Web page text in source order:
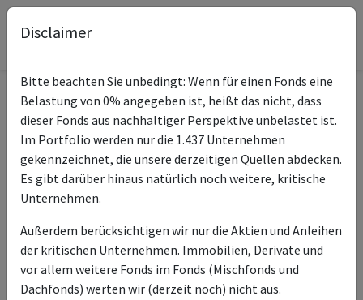
Informationen zum Fonds
Name
UniProfiAnlage (2025)
Acc
ISIN des Fonds
Typ des Fonds Mischfonds
Fondsmanagement
Union Investment
Luxembourg SA
Disclaimer
Bitte beachten Sie unbedingt: Wenn für einen Fonds eine
Belastung von 0% angegeben ist, heißt das nicht, dass
dieser Fonds aus nachhaltiger Perspektive unbelastet ist.
Im Portfolio werden nur die 1.437 Unternehmen
gekennzeichnet, die unsere derzeitigen Quellen abdecken.
Es gibt darüber hinaus natürlich noch weitere, kritische
Unternehmen.
Außerdem berücksichtigen wir nur die Aktien und Anleihen
der kritischen Unternehmen. Immobilien, Derivate und
vor allem weitere Fonds im Fonds (Mischfonds und
Dachfonds) werten wir (derzeit noch) nicht aus.